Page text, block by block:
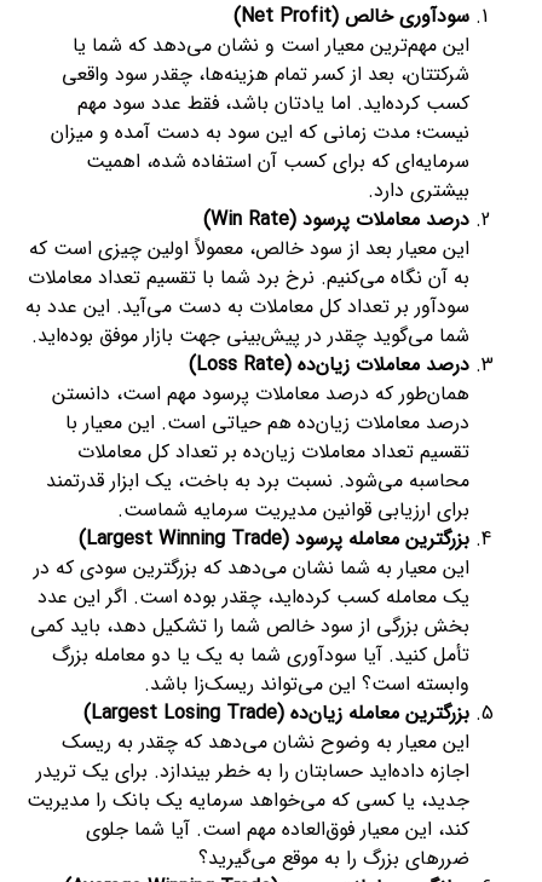
سودآوری خالص (Net Profit)
این مهم‌ترین معیار است و نشان می‌دهد که شما یا
شرکتتان، بعد از کسر تمام هزینه‌ها، چقدر سود واقعی
کسب کرده‌اید. اما یادتان باشد، فقط عدد سود مهم
نیست؛ مدت زمانی که این سود به دست آمده و میزان
سرمایه‌ای که برای کسب آن استفاده شده، اهمیت
بیشتری دارد.
درصد معاملات پرسود (Win Rate)
این معیار بعد از سود خالص، معمولاً اولین چیزی است که
به آن نگاه می‌کنیم. نرخ برد شما با تقسیم تعداد معاملات
سودآور بر تعداد کل معاملات به دست می‌آید. این عدد به
شما می‌گوید چقدر در پیش‌بینی جهت بازار موفق بوده‌اید.
درصد معاملات زیان‌ده (Loss Rate)
همان‌طور که درصد معاملات پرسود مهم است، دانستن
درصد معاملات زیان‌ده هم حیاتی است. این معیار با
تقسیم تعداد معاملات زیان‌ده بر تعداد کل معاملات
محاسبه می‌شود. نسبت برد به باخت، یک ابزار قدرتمند
برای ارزیابی قوانین مدیریت سرمایه شماست.
بزرگترین معامله پرسود (Largest Winning Trade)
این معیار به شما نشان می‌دهد که بزرگترین سودی که در
یک معامله کسب کرده‌اید، چقدر بوده است. اگر این عدد
بخش بزرگی از سود خالص شما را تشکیل دهد، باید کمی
تأمل کنید. آیا سودآوری شما به یک یا دو معامله بزرگ
وابسته است؟ این می‌تواند ریسک‌زا باشد.
بزرگترین معامله زیان‌ده (Largest Losing Trade)
این معیار به وضوح نشان می‌دهد که چقدر به ریسک
اجازه داده‌اید حسابتان را به خطر بیندازد. برای یک تریدر
جدید، یا کسی که می‌خواهد سرمایه یک بانک را مدیریت
کند، این معیار فوق‌العاده مهم است. آیا شما جلوی
ضررهای بزرگ را به موقع می‌گیرید؟